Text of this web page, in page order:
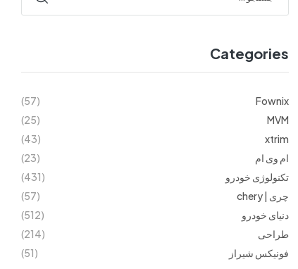
Categories
Fownix
(57)
MVM
(25)
xtrim
(43)
ام وی ام
(23)
تکنولوژی خودرو
(431)
چری | chery
(57)
دنیای خودرو
(512)
طراحی
(214)
فونیکس شیراز
(51)